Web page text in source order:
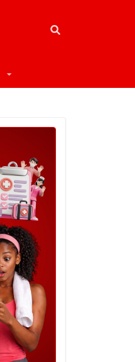
Toggle Dropdown